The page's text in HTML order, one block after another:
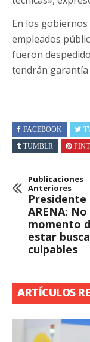
En los gobiernos
empleados
fueron
tendrán
FACEBOOK
TUMBLR
Publicaciones
Anteriores
Presidente
ARENA:
momento
estar
culpables
ARTÍCULOS